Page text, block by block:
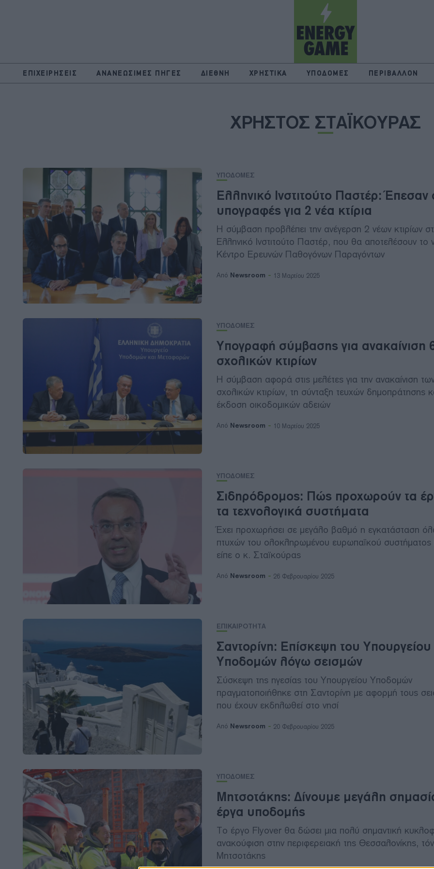
ΕΠΙΧΕΙΡΗΣΕΙΣ ΑΝΑΝΕΩΣΙΜΕΣ ΠΗΓΕΣ ΔΙΕΘΝΗ ΧΡΗΣΤΙΚΑ ΥΠΟΔΟΜΕΣ ΠΕΡΙΒΑΛΛΟΝ
ΧΡΗΣΤΟΣ ΣΤΑΪΚΟΥΡΑΣ
ΥΠΟΔΟΜΕΣ
Ελληνικό Ινστιτούτο Παστέρ: Έπεσαν
υπογραφές για 2 νέα κτίρια
Η σύμβαση προβλέπει την ανέγερση 2 νέων κτιρίων
Ελληνικό Ινστιτούτο Παστέρ, που θα αποτελέσουν το
Κέντρο Ερευνών Παθογόνων Παραγόντων
Από Newsroom 13 Μαρτίου 2025
ΥΠΟΔΟΜΕΣ
Υπογραφή σύμβασης για ανακαίνιση
σχολικών κτιρίων
Η σύμβαση αφορά στις μελέτες για την ανακαίνιση
σχολικών κτιρίων, τη σύνταξη τευχών δημοπράτησης
έκδοση οικοδομικών αδειών
Από Newsroom 10 Μαρτίου 2025
ΥΠΟΔΟΜΕΣ
Σιδηρόδρομος: Πώς προχωρούν τα
τα τεχνολογικά συστήματα
Έχει προχωρήσει σε μεγάλο βαθμό η εγκατάσταση
πτυχών του ολοκληρωμένου ευρωπαϊκού συστήματος
είπε ο κ. Σταϊκούρας
Από Newsroom 26 Φεβρουαρίου 2025
ΕΠΙΚΑΙΡΟΤΗΤΑ
Σαντορίνη: Επίσκεψη του Υπουργείου
Υποδομών λόγω σεισμών
Σύσκεψη της ηγεσίας του Υπουργείου Υποδομών
πραγματοποιήθηκε στη Σαντορίνη με αφορμή τους
που έχουν εκδηλωθεί στο νησί
Από Newsroom 20 Φεβρουαρίου 2025
ΥΠΟΔΟΜΕΣ
Μητσοτάκης: Δίνουμε μεγάλη
έργα υποδομής
Το έργο Flyover θα δώσει μια πολύ σημαντική
ανακούφιση στην περιφερειακή της Θεσσαλονίκης,
Μητσοτάκης